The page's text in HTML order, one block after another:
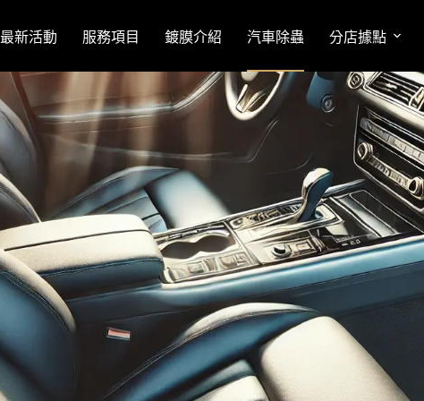
最新活動 服務項目 鍍膜介紹 汽車除蟲 分店據點